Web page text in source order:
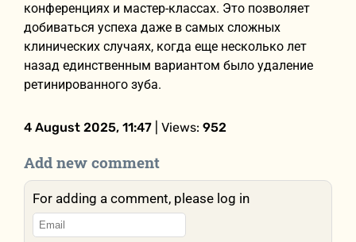
конференциях и мастер-классах. Это позволяет
добиваться успеха даже в самых сложных
клинических случаях, когда еще несколько лет
назад единственным вариантом было удаление
ретинированного зуба.
4 August 2025, 11:47 | Views: 952
Add new comment
For adding a comment, please log in